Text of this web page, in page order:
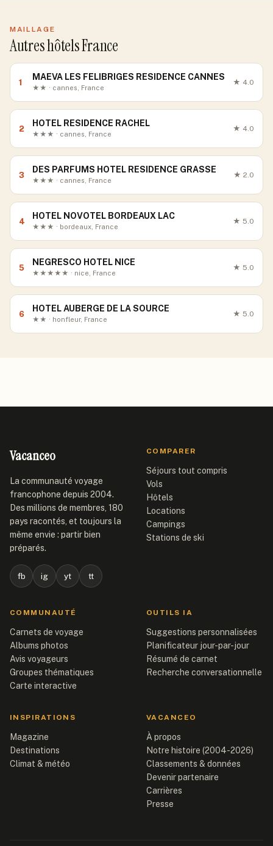
MAILLAGE
Autres hôtels France
1
MAEVA LES FELIBRIGES RESIDENCE CANNES
★★ · cannes, France
★ 4.0
2
HOTEL RESIDENCE RACHEL
★★★ · cannes, France
★ 4.0
3
DES PARFUMS HOTEL RESIDENCE GRASSE
★★★ · cannes, France
★ 2.0
4
HOTEL NOVOTEL BORDEAUX LAC
★★★ · bordeaux, France
★ 5.0
5
NEGRESCO HOTEL NICE
★★★★★ · nice, France
★ 5.0
6
HOTEL AUBERGE DE LA SOURCE
★★ · honfleur, France
★ 5.0
Vacanceo
La communauté voyage
francophone depuis 2004.
Des millions de membres, 180
pays racontés, et toujours la
même envie : partir bien
préparés.
fb ig yt tt
COMPARER
Séjours tout compris
Vols
Hôtels
Locations
Campings
Stations de ski
COMMUNAUTÉ
Carnets de voyage
Albums photos
Avis voyageurs
Groupes thématiques
Carte interactive
OUTILS IA
Suggestions personnalisées
Planificateur jour-par-jour
Résumé de carnet
Recherche conversationnelle
INSPIRATIONS
Magazine
Destinations
Climat & météo
VACANCEO
À propos
Notre histoire (2004-2026)
Classements & données
Devenir partenaire
Carrières
Presse